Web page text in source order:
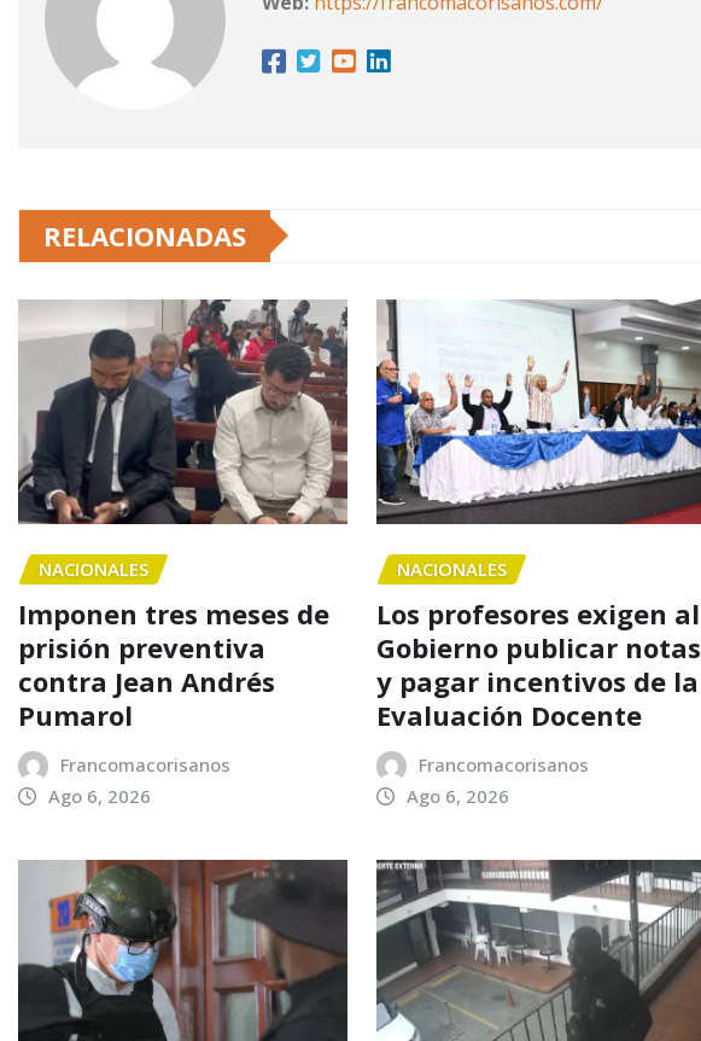
RELACIONADAS
NACIONALES
Imponen tres meses de
prisión preventiva
contra Jean Andrés
Pumarol
Francomacorisanos
Ago 6, 2026
NACIONALES
Los profesores exigen al
Gobierno publicar notas
y pagar incentivos de la
Evaluación Docente
Francomacorisanos
Ago 6, 2026